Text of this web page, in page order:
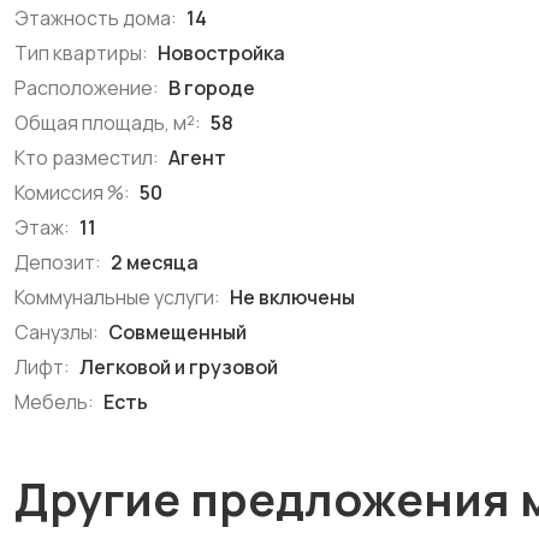
Этажность дома: 14
Тип квартиры: Новостройка
Расположение: В городе
Общая площадь, м²: 58
Кто разместил: Агент
Комиссия %: 50
Этаж: 11
Депозит: 2 месяца
Коммунальные услуги: Не включены
Санузлы: Совмещенный
Лифт: Легковой и грузовой
Мебель: Есть
Другие предложения